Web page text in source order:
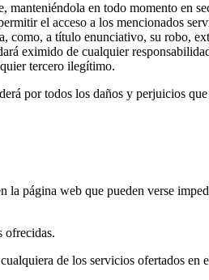
en todo momento en
el acceso a los mencionados
como, a título enunciativo, su robo,
eximido de cualquier
tercero ilegítimo.
por todos los daños y perjuicios
la página web que pueden verse
ofrecidas.
de los servicios ofertados en